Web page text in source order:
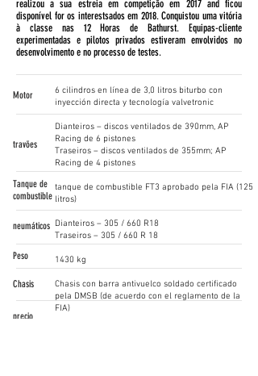
realizou a sua estreia em competição em 2017 and ficou
disponível for os interestsados em 2018. Conquistou uma vitória
à classe nas 12 Horas de Bathurst. Equipas-cliente
experimentadas e pilotos privados estiveram envolvidos no
desenvolvimento e no processo de testes.
6 cilindros en línea de 3,0 litros biturbo con
inyección directa y tecnología valvetronic
Dianteiros – discos ventilados de 390mm, AP
Racing de 6 pistones
Traseiros – discos ventilados de 355mm; AP
Racing de 4 pistones
tanque de combustible FT3 aprobado pela FIA (125
litros)
Dianteiros – 305 / 660 R18
Traseiros – 305 / 660 R 18
1430 kg
Chasis con barra antivuelco soldado certificado
pela DMSB (de acuerdo con el reglamento de la
FIA)
Motor
travões
Tanque de
combustible
neumáticos
Peso
Chasis
precio